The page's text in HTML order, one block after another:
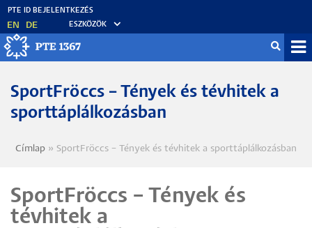
Ugrás
tartalomra
EN DE ESZKÖZÖK
SportFröccs – Tények és tévhitek a
sporttáplálkozásban
Morzsa
Címlap SportFröccs – Tények és tévhitek a sporttáplálkozásban
SportFröccs – Tények és
tévhitek a